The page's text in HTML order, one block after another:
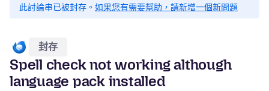
此討論串已被封存。 如果您有需要幫助，請新增一個新問題
封存
Spell check not working although
language pack installed